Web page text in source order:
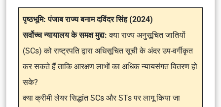
पृष्ठभूमि: पंजाब राज्य बनाम दविंदर सिंह (2024)
सर्वोच्च न्यायालय के समक्ष मुद्दा:क्या राज्य अनुसूचित जातियों
(SCs) को राष्ट्रपति द्वारा अधिसूचित सूची के अंदर उप-वर्गीकृत
कर सकते हैं ताकि आरक्षण लाभों का अधिक न्यायसंगत वितरण हो
सके?
क्या क्रीमी लेयर सिद्धांत SCs और STs पर लागू किया जा